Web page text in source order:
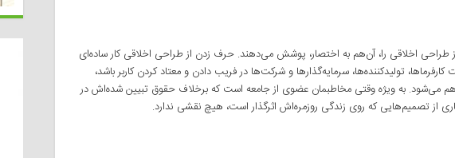
طراحی اخلاقی را، آن‌هم به اختصار، پوشش می‌دهند. حرف زدن از طراحی اخلاقی کار ساده‌ای
تولیدکننده‌ها، سرمایه‌گذارها و شرکت‌ها در فریب دادن و معتاد کردن کاربر باشد،
می‌شود. به ویژه وقتی مخاطبمان عضوی از جامعه است که برخلاف حقوق تبیین شده‌اش در
از تصمیم‌هایی که روی زندگی روزمره‌اش اثرگذار است، هیچ نقشی ندارد.